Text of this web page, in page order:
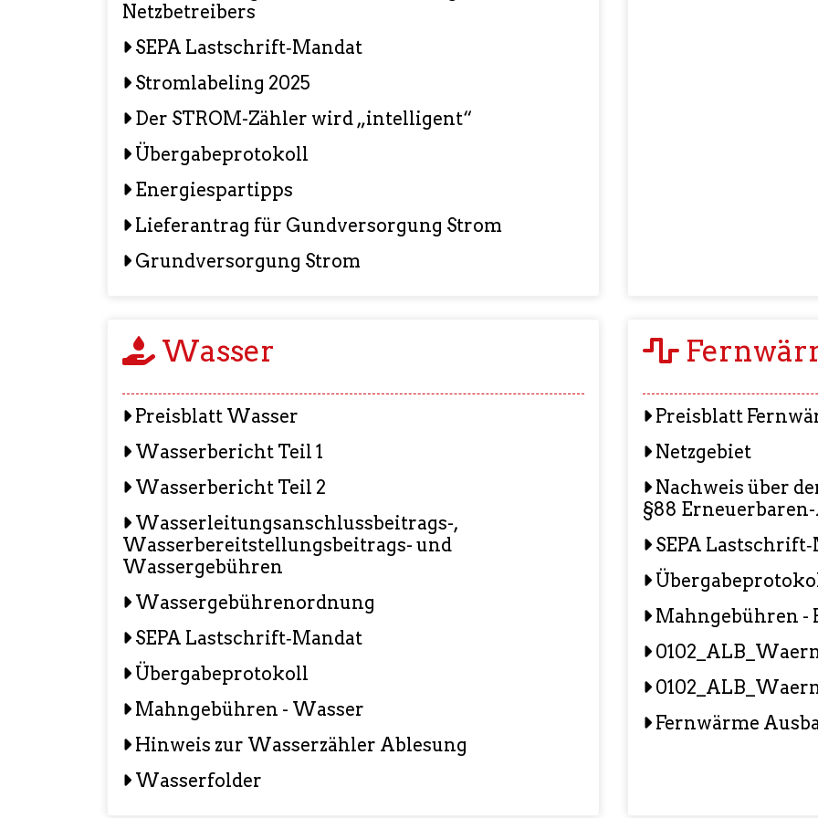
Netzbetreibers
SEPA Lastschrift‐Mandat
Stromlabeling 2025
Der STROM-Zähler wird „intelligent“
Übergabeprotokoll
Energiespartipps
Lieferantrag für Gundversorgung Strom
Grundversorgung Strom
Wasser
Preisblatt Wasser
Wasserbericht Teil 1
Wasserbericht Teil 2
Wasserleitungsanschlussbeitrags-,
Wasserbereitstellungsbeitrags- und
Wassergebühren
Wassergebührenordnung
SEPA Lastschrift‐Mandat
Übergabeprotokoll
Mahngebühren - Wasser
Hinweis zur Wasserzähler Ablesung
Wasserfolder
Preisblatt
Netzgebiet
Nachweis über
§88
SEPA
Mahngebühren -
Fernwärme